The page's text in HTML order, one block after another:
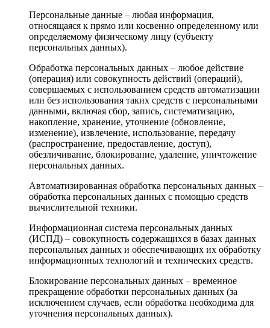
Персональные данные – любая информация,
относящаяся к прямо или косвенно определенному или
определяемому физическому лицу (субъекту
персональных данных).
Обработка персональных данных – любое действие
(операция) или совокупность действий (операций),
совершаемых с использованием средств автоматизации
или без использования таких средств с персональными
данными, включая сбор, запись, систематизацию,
накопление, хранение, уточнение (обновление,
изменение), извлечение, использование, передачу
(распространение, предоставление, доступ),
обезличивание, блокирование, удаление, уничтожение
персональных данных.
Автоматизированная обработка персональных данных –
обработка персональных данных с помощью средств
вычислительной техники.
Информационная система персональных данных
(ИСПД) – совокупность содержащихся в базах данных
персональных данных и обеспечивающих их обработку
информационных технологий и технических средств.
Блокирование персональных данных – временное
прекращение обработки персональных данных (за
исключением случаев, если обработка необходима для
уточнения персональных данных).